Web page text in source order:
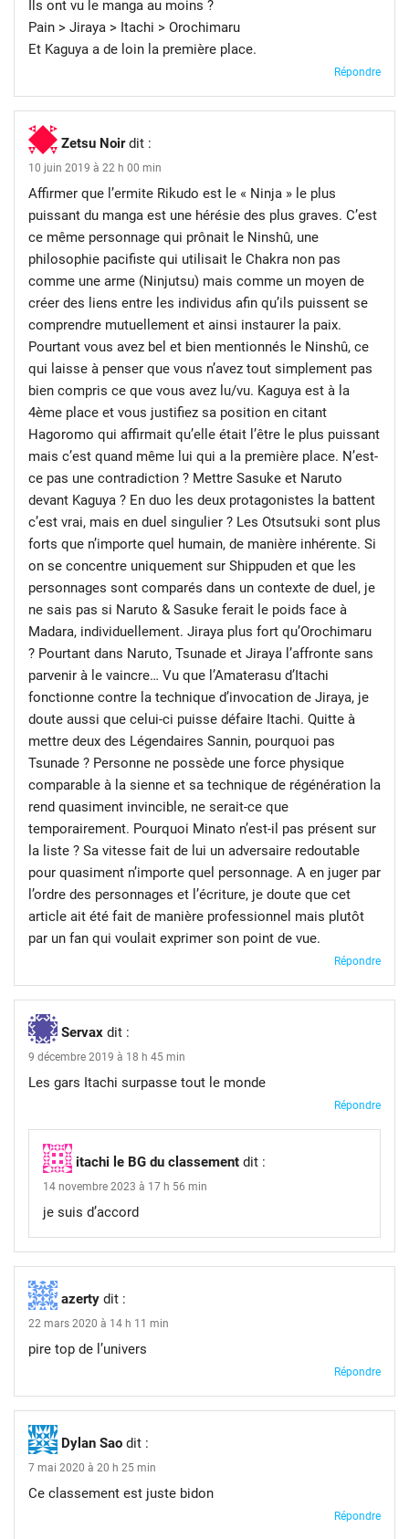
Ils ont vu le manga au moins ?
Pain > Jiraya > Itachi > Orochimaru
Et Kaguya a de loin la première place.
Répondre
Zetsu Noir dit :
10 juin 2019 à 22 h 00 min
Affirmer que l’ermite Rikudo est le « Ninja » le plus
puissant du manga est une hérésie des plus graves. C’est
ce même personnage qui prônait le Ninshû, une
philosophie pacifiste qui utilisait le Chakra non pas
comme une arme (Ninjutsu) mais comme un moyen de
créer des liens entre les individus afin qu’ils puissent se
comprendre mutuellement et ainsi instaurer la paix.
Pourtant vous avez bel et bien mentionnés le Ninshû, ce
qui laisse à penser que vous n’avez tout simplement pas
bien compris ce que vous avez lu/vu. Kaguya est à la
4ème place et vous justifiez sa position en citant
Hagoromo qui affirmait qu’elle était l’être le plus puissant
mais c’est quand même lui qui a la première place. N’est-
ce pas une contradiction ? Mettre Sasuke et Naruto
devant Kaguya ? En duo les deux protagonistes la battent
c’est vrai, mais en duel singulier ? Les Otsutsuki sont plus
forts que n’importe quel humain, de manière inhérente. Si
on se concentre uniquement sur Shippuden et que les
personnages sont comparés dans un contexte de duel, je
ne sais pas si Naruto & Sasuke ferait le poids face à
Madara, individuellement. Jiraya plus fort qu’Orochimaru
? Pourtant dans Naruto, Tsunade et Jiraya l’affronte sans
parvenir à le vaincre… Vu que l’Amaterasu d’Itachi
fonctionne contre la technique d’invocation de Jiraya, je
doute aussi que celui-ci puisse défaire Itachi. Quitte à
mettre deux des Légendaires Sannin, pourquoi pas
Tsunade ? Personne ne possède une force physique
comparable à la sienne et sa technique de régénération la
rend quasiment invincible, ne serait-ce que
temporairement. Pourquoi Minato n’est-il pas présent sur
la liste ? Sa vitesse fait de lui un adversaire redoutable
pour quasiment n’importe quel personnage. A en juger par
l’ordre des personnages et l’écriture, je doute que cet
article ait été fait de manière professionnel mais plutôt
par un fan qui voulait exprimer son point de vue.
Répondre
Servax dit :
9 décembre 2019 à 18 h 45 min
Les gars Itachi surpasse tout le monde
Répondre
itachi le BG du classement dit :
14 novembre 2023 à 17 h 56 min
je suis d’accord
azerty dit :
22 mars 2020 à 14 h 11 min
pire top de l’univers
Répondre
Dylan Sao dit :
7 mai 2020 à 20 h 25 min
Ce classement est juste bidon
Répondre